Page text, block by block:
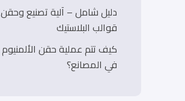
دليل شامل – آلية تصنيع وحقن
قوالب البلاستيك
كيف تتم عملية حقن الألمنيوم
في المصانع؟